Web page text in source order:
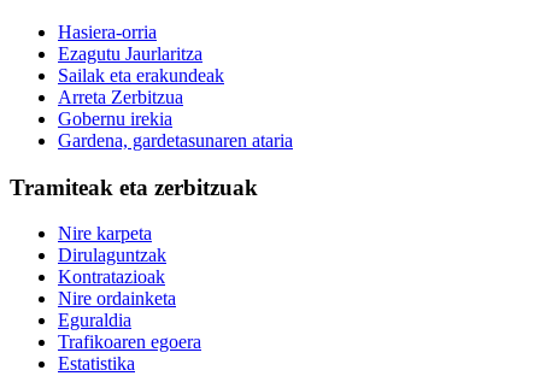
Hasiera-orria
Ezagutu Jaurlaritza
Sailak eta erakundeak
Arreta Zerbitzua
Gobernu irekia
Gardena, gardetasunaren ataria
Tramiteak eta zerbitzuak
Nire karpeta
Dirulaguntzak
Kontratazioak
Nire ordainketa
Eguraldia
Trafikoaren egoera
Estatistika